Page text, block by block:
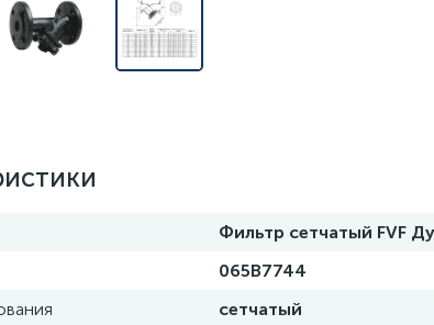
Фильтр сетчатый FVF
065B7744
сетчатый